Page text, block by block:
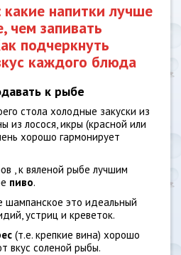
напитки лучше
чем запивать
подчеркнуть
каждого блюда
к рыбе
стола холодные закуски из
из лосося, икры (красной или
хорошо гармонирует
, к вяленой рыбе лучшим
пиво.
шампанское это идеальный
устриц и креветок.
(т.е. крепкие вина) хорошо
вкус соленой рыбы.